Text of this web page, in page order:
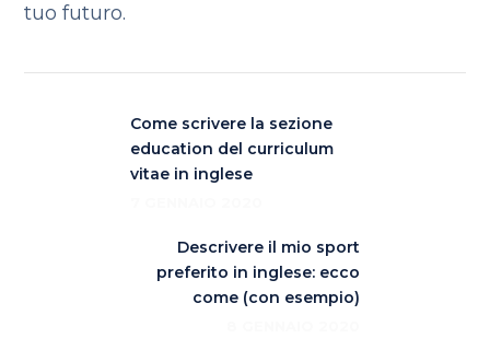
tuo futuro.
Come scrivere la sezione
education del curriculum
vitae in inglese
Descrivere il mio sport
preferito in inglese: ecco
come (con esempio)